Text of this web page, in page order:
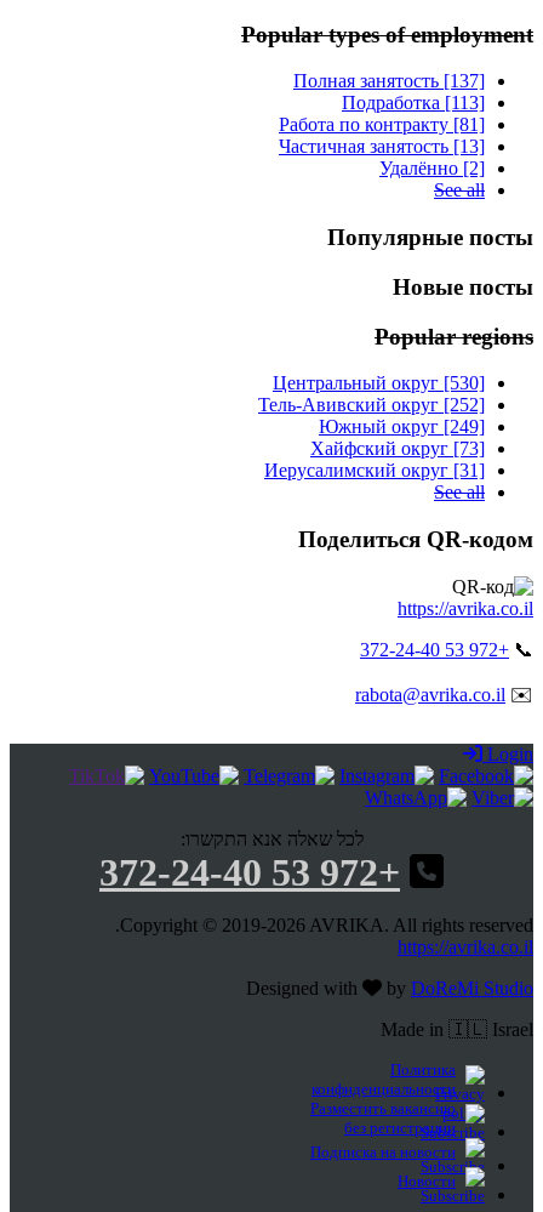
Popular types of employment
Полная занятость [137]
Подработка [113]
Работа по контракту [81]
Частичная занятость [13]
Удалённо [2]
See all
Популярные посты
Новые посты
Popular regions
Центральный округ [530]
Тель-Авивский округ [252]
Южный округ [249]
Хайфский округ [73]
Иерусалимский округ [31]
See all
Поделиться QR-кодом
https://avrika.co.il
📞
+972 53 372-24-40
✉️
rabota@avrika.co.il
Login
לכל שאלה אנא התקשרו:
+972 53 372-24-40
Copyright © 2019-2026 AVRIKA. All rights reserved.
https://avrika.co.il
Designed with
by DoReMi Studio
Made in 🇮🇱 Israel
Политика
конфиденциальности
Разместить вакансию
без регистрации
Подписка на новости
Новости